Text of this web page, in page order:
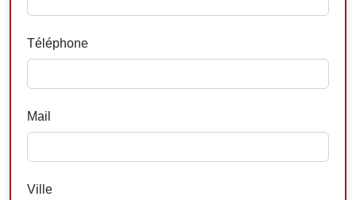
Téléphone
Mail
Ville